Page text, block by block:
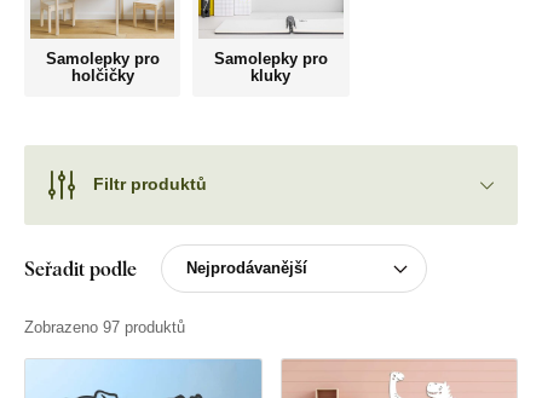
Samolepky pro
holčičky
Samolepky pro
kluky
Filtr produktů
Seřadit podle
Zobrazeno 97 produktů